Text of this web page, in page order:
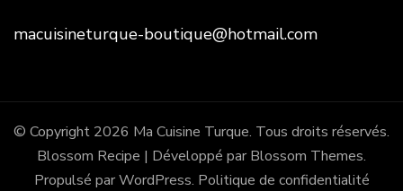
macuisineturque-boutique@hotmail.com
© Copyright 2026 Ma Cuisine Turque. Tous droits réservés.
Blossom Recipe | Développé par Blossom Themes.
Propulsé parWordPress. Politique de confidentialité